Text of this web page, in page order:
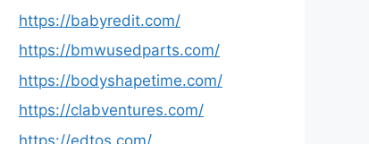
https://babyredit.com/
https://bmwusedparts.com/
https://bodyshapetime.com/
https://clabventures.com/
https://edtos.com/